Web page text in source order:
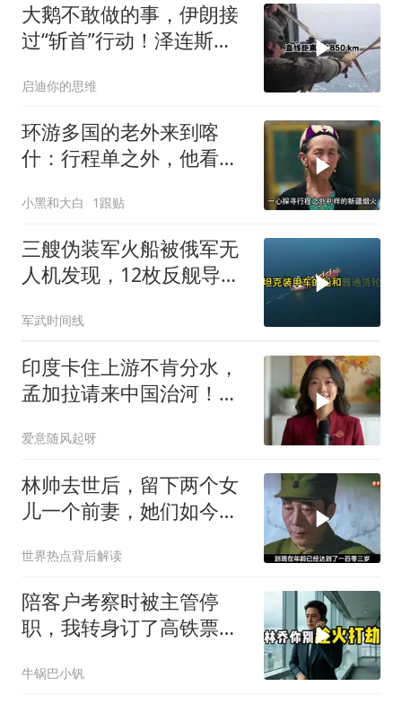
大鹅不敢做的事，伊朗接
过“斩首”行动！泽连斯基
启迪你的思维
环游多国的老外来到喀
什：行程单之外，他看到
小黑和大白 1跟贴
三艘伪装军火船被俄军无
人机发现，12枚反舰导弹
遭重锤
军武时间线
印度卡住上游不肯分水，
孟加拉请来中国治河！一
爱意随风起呀
林帅去世后，留下两个女
儿一个前妻，她们如今过
世界热点背后解读
陪客户考察时被主管停
职，我转身订了高铁票。
亿合同没你根本签不了
牛锅巴小钒